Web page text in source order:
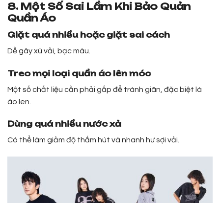
8. Một Số Sai Lầm Khi Bảo Quản
Quần Áo
Giặt quá nhiều hoặc giặt sai cách
Dễ gây xù vải, bạc màu.
Treo mọi loại quần áo lên móc
Một số chất liệu cần phải gấp để tránh giãn, đặc biệt là
áo len.
Dùng quá nhiều nước xả
Có thể làm giảm độ thấm hút và nhanh hư sợi vải.